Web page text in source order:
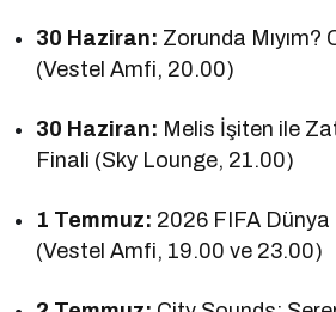
30 Haziran: Zorunda Mıyım?
(Vestel Amfi, 20.00)
30 Haziran: Melis İşiten ile
Finali (Sky Lounge, 21.00)
1 Temmuz: 2026 FIFA Dünya
(Vestel Amfi, 19.00 ve 23.00)